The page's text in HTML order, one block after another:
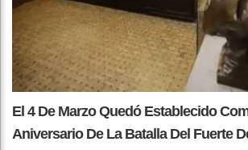
El 4 De Marzo Quedó Establecido
Aniversario De La Batalla Del Fuerte